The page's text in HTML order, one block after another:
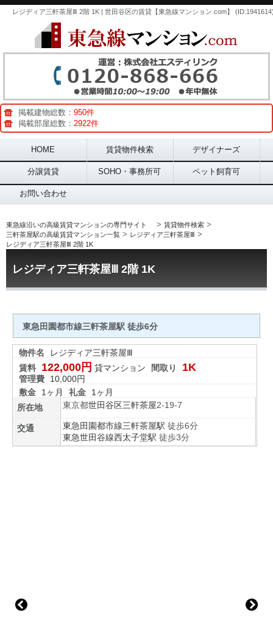
レジディア三軒茶屋Ⅲ 2階 1K | 世田谷区の賃貸【東急線マンション.com】
掲載建物総数： 950件
掲載部屋総数： 2922件
Main menu
HOME 賃貸物件検索 デザイナーズ
分譲賃貸 SOHO・事務所可 ペット飼育可
お問い合わせ
東急線沿いの高級賃貸マンションの専門サイト > 賃貸物件検索 >
三軒茶屋駅の高級賃貸マンション一覧 > レジディア三軒茶屋Ⅲ >
レジディア三軒茶屋Ⅲ 2階 1K
レジディア三軒茶屋Ⅲ 2階 1K
東急田園都市線三軒茶屋駅 徒歩6分
物件名
レジディア三軒茶屋Ⅲ
賃料
122,000円 貸マンション 間取り 1K
管理費
10,000円
敷金
1ヶ月 礼金
1ヶ月
所在地
東京都世田谷区三軒茶屋2-19-7
交通 東急田園都市線三軒茶屋駅 徒歩6分
東急世田谷線西太子堂駅 徒歩3分